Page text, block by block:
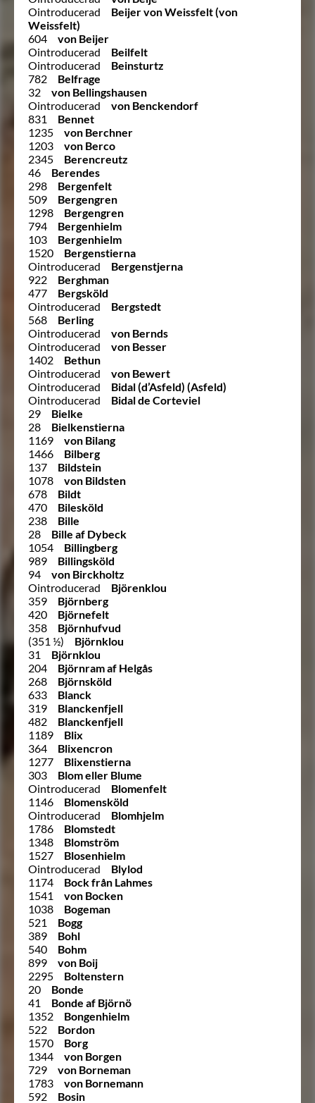
Ointroducerad
Beijer von Weissfelt (von
Weissfelt)
604
von Beijer
Ointroducerad
Beilfelt
Ointroducerad
Beinsturtz
782
Belfrage
32
von Bellingshausen
Ointroducerad
von Benckendorf
831
Bennet
1235
von Berchner
1203
von Berco
2345
Berencreutz
46
Berendes
298
Bergenfelt
509
Bergengren
1298
Bergengren
794
Bergenhielm
103
Bergenhielm
1520
Bergenstierna
Ointroducerad
Bergenstjerna
922
Berghman
477
Bergsköld
Ointroducerad
Bergstedt
568
Berling
Ointroducerad
von Bernds
Ointroducerad
von Besser
1402
Bethun
Ointroducerad
von Bewert
Ointroducerad
Bidal (d’Asfeld) (Asfeld)
Ointroducerad
Bidal de Corteviel
29
Bielke
28
Bielkenstierna
1169
von Bilang
1466
Bilberg
137
Bildstein
1078
von Bildsten
678
Bildt
470
Bilesköld
238
Bille
28
Bille af Dybeck
1054
Billingberg
989
Billingsköld
94
von Birckholtz
Ointroducerad
Björenklou
359
Björnberg
420
Björnefelt
358
Björnhufvud
(351 ½)
Björnklou
31
Björnklou
204
Björnram af Helgås
268
Björnsköld
633
Blanck
319
Blanckenfjell
482
Blanckenfjell
1189
Blix
364
Blixencron
1277
Blixenstierna
303
Blom eller Blume
Ointroducerad
Blomenfelt
1146
Blomensköld
Ointroducerad
Blomhjelm
1786
Blomstedt
1348
Blomström
1527
Blosenhielm
Ointroducerad
Blylod
1174
Bock från Lahmes
1541
von Bocken
1038
Bogeman
521
Bogg
389
Bohl
540
Bohm
899
von Boij
2295
Boltenstern
20
Bonde
41
Bonde af Björnö
1352
Bongenhielm
522
Bordon
1570
Borg
1344
von Borgen
729
von Borneman
1783
von Bornemann
592
Bosin